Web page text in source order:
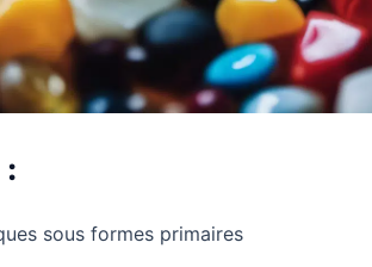
:
sous formes primaires